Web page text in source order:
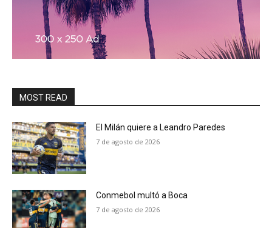
MOST READ
El Milán quiere a Leandro Paredes
7 de agosto de 2026
Conmebol multó a Boca
7 de agosto de 2026